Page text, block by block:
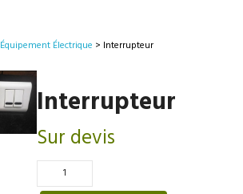
Équipement Électrique > Interrupteur
Interrupteur
Sur devis
Quantité
de